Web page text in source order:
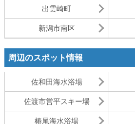
出雲崎町
新潟市南区
周辺のスポット情報
佐和田海水浴場
佐渡市営平スキー場
椿尾海水浴場